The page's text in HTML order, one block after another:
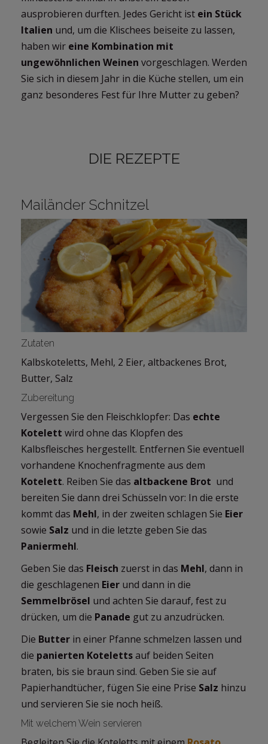
ausprobieren durften. Jedes Gericht ist ein Stück
Italien und, um die Klischees beiseite zu lassen,
haben wir eine Kombination mit
ungewöhnlichen Weinen vorgeschlagen. Werden
Sie sich in diesem Jahr in die Küche stellen, um ein
ganz besonderes Fest für Ihre Mutter zu geben?
DIE REZEPTE
Mailänder Schnitzel
Zutaten
Kalbskoteletts, Mehl, 2 Eier, altbackenes Brot,
Butter, Salz
Zubereitung
Vergessen Sie den Fleischklopfer: Das echte
Kotelett wird ohne das Klopfen des
Kalbsfleisches hergestellt. Entfernen Sie eventuell
vorhandene Knochenfragmente aus dem
Kotelett. Reiben Sie das altbackene Brot und
bereiten Sie dann drei Schüsseln vor: In die erste
kommt das Mehl, in der zweiten schlagen Sie Eier
sowie Salz und in die letzte geben Sie das
Paniermehl.
Geben Sie das Fleisch zuerst in das Mehl, dann in
die geschlagenen Eier und dann in die
Semmelbrösel und achten Sie darauf, fest zu
drücken, um die Panade gut zu anzudrücken.
Die Butter in einer Pfanne schmelzen lassen und
die panierten Kotelettsauf beiden Seiten
braten, bis sie braun sind. Geben Sie sie auf
Papierhandtücher, fügen Sie eine Prise Salz hinzu
und servieren Sie sie noch heiß.
Mit welchem Wein servieren